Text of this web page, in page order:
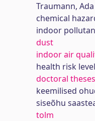
Traumann, Ada
chemical
indoor
dust
indoor air
health risk
doctoral theses
keemilised
siseõhu
tolm